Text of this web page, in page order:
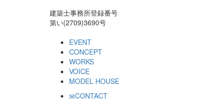
建築士事務所登録番号
第い(2709)3690号
EVENT
CONCEPT
WORKS
VOICE
MODEL HOUSE
CONTACT